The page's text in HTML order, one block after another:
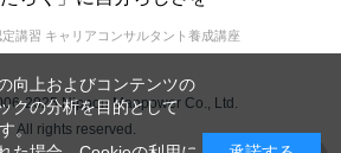
講習 キャリアコンサルタント養成講座
2025 Nippon Manpower Co., Ltd.
All rights reserved.
向上およびコンテンツの
クの分析を目的として
。